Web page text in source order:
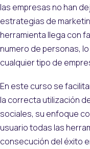
las empresas no han
estrategias de
herramienta llega con
numero de personas,
cualquier tipo de
En este curso se
la correcta utilización
sociales, su enfoque
usuario todas las
consecución del éxito